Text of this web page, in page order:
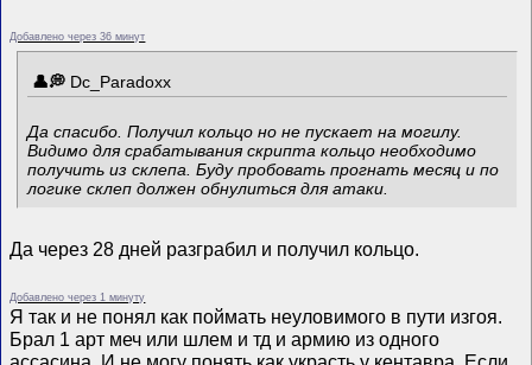
Добавлено через 36 минут
Dc_Paradoxx
Да спасибо. Получил кольцо но не пускает на могилу.
Видимо для срабатывания скрипта кольцо необходимо
получить из склепа. Буду пробовать прогнать месяц и по
логике склеп должен обнулиться для атаки.
Да через 28 дней разграбил и получил кольцо.
Добавлено через 1 минуту
Я так и не понял как поймать неуловимого в пути изгоя.
Брал 1 арт меч или шлем и тд и армию из одного